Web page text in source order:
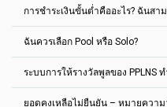
การจ่ายเงินจะถูกดำเนินการโดย
คุณจะต้องถึงเกณฑ์การจ่ายเงิน
สามารถตั้งค่าได้ในแท็บ "การตั้ง
ไม่?
รางวัลใด ๆ ที่สะสมโดยที่อยู่สกุล
การชำระเงินขั้นต่ำคืออะไร? ฉันสา
การจ่ายเงินขั้นต่ำจะแสดงในหน้า
ตัวอย่างเช่น สำหรับกลุ่มการขุด
ฉันควรเลือก Pool หรือ Solo?
เลือกพูลตามค่าเริ่มต้น
เลือก Solo ก็ต่อเมื่อคุณมี
ระบบการให้รางวัลพูลของ PPLNS
ยอดคงเหลือไม่ยืนยัน – หมายความ